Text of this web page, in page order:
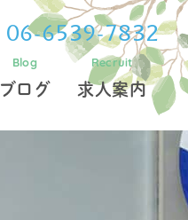
06-6539-7832
Blog
ブログ
Recruit
求人案内